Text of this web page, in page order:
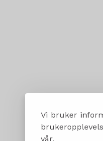
Vi bruker
vår.